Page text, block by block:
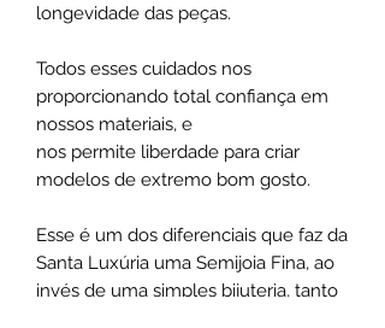
longevidade das peças.
Todos esses cuidados nos
proporcionando total confiança em
nossos materiais, e
nos permite liberdade para criar
modelos de extremo bom gosto.
Esse é um dos diferenciais que faz da
Santa Luxúria uma Semijoia Fina, ao
invés de uma simples bijuteria, tanto